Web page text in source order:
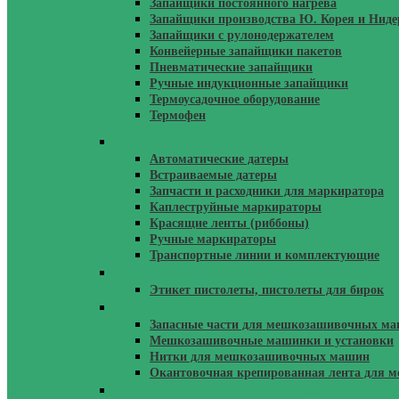
Запайщики постоянного нагрева
Запайщики производства Ю. Корея и
Запайщики с рулонодержателем
Конвейерные запайщики пакетов
Пневматические запайщики
Ручные индукционные запайщики
Термоусадочное оборудование
Термофен
Автоматические датеры
Встраиваемые датеры
Запчасти и расходники для маркиратора
Каплеструйные маркираторы
Красящие ленты (риббоны)
Ручные маркираторы
Транспортные линии и комплектующие
Этикет пистолеты, пистолеты для бирок
Запасные части для мешкозашивочных
Мешкозашивочные машинки и установки
Нитки для мешкозашивочных машин
Окантовочная крепированная лента для